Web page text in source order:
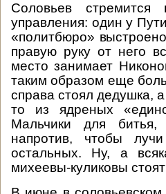
Соловьев
управления: один у
«политбюро»
правую руку от него
место занимает
таким образом еще
справа стоял дедушка,
то из ядреных
Мальчики для битья,
напротив, чтобы
остальных. Ну, а
михеевы-куликовы